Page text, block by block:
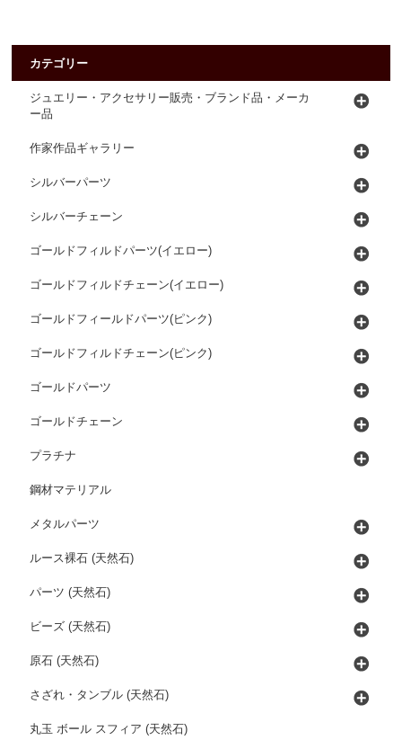
カテゴリー
ジュエリー・アクセサリー販売・ブランド品・メーカ
ー品
作家作品ギャラリー
シルバーパーツ
シルバーチェーン
ゴールドフィルドパーツ(イエロー)
ゴールドフィルドチェーン(イエロー)
ゴールドフィールドパーツ(ピンク)
ゴールドフィルドチェーン(ピンク)
ゴールドパーツ
ゴールドチェーン
プラチナ
鋼材マテリアル
メタルパーツ
ルース裸石 (天然石)
パーツ (天然石)
ビーズ (天然石)
原石 (天然石)
さざれ・タンブル (天然石)
丸玉 ボール スフィア (天然石)